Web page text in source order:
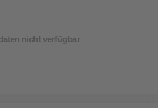
nicht verfügbar